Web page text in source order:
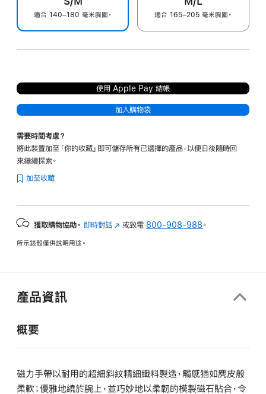
適合 140–180 毫米腕圍。 適合 165–205 毫米腕圍。
使用 Apple Pay 結帳
加入購物袋
需要時間考慮？
將此裝置加至「你的收藏」即可儲存所有已選擇的產品，以便日後隨時回
來繼續探索。
加至收藏
獲取購物協助。 即時對話 (以
開
或致電 800-908-988 。
所示錶殼僅供說明用途。
產品資訊
概要
磁力手帶以耐用的超細斜紋精細織料製造，觸感猶如麂皮般
柔軟；優雅地繞於腕上，並巧妙地以柔韌的模製磁石貼合，令